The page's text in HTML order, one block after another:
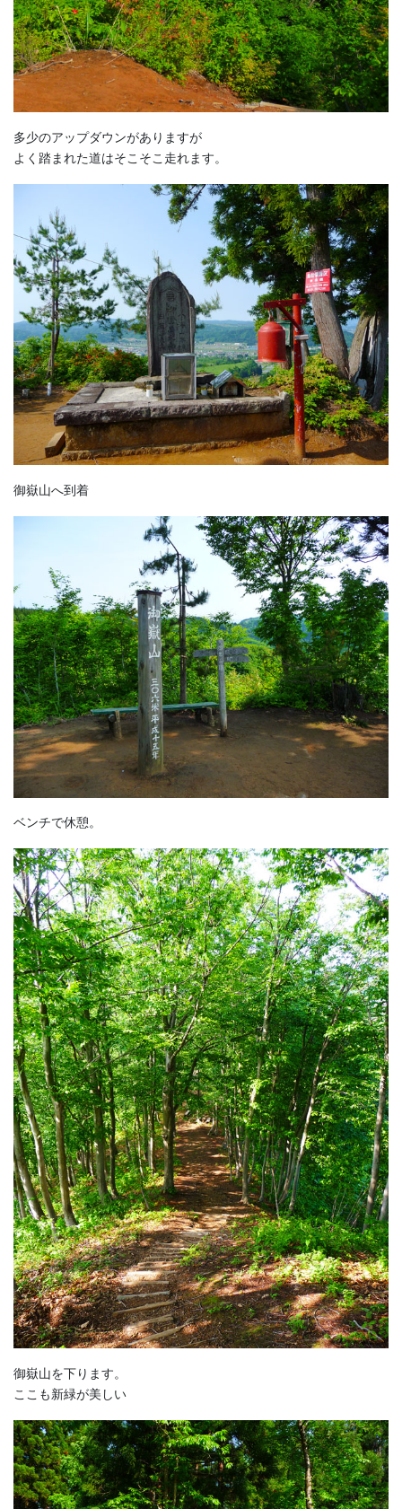
多少のアップダウンがありますが
よく踏まれた道はそこそこ走れます。
御嶽山へ到着
ベンチで休憩。
御嶽山を下ります。
ここも新緑が美しい